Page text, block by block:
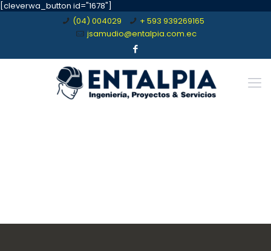
[cleverwa_button id="1678"]
(04) 004029
+ 593 939269165
jsamudio@entalpia.com.ec